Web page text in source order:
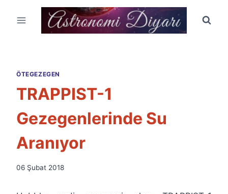
ÖTEGEZEGEN
TRAPPIST-1
Gezegenlerinde Su
Aranıyor
By
06 Şubat 2018